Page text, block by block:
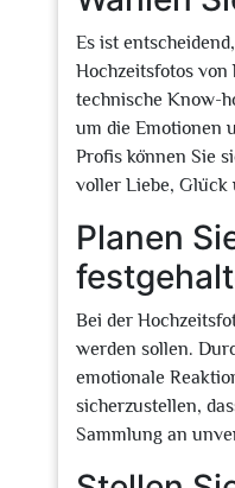
Es ist
Hochzeitsfotos
technische Know-
um die Emotionen
Profis können Sie
voller Liebe, Glück
Planen
Bei der
werden sollen.
emotionale
sicherzustellen,
Sammlung an